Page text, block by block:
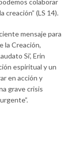
colaborar
creación” (LS 14).
mensaje para
la Creación,
Si’, Erin
espiritual y un
en acción y
grave crisis